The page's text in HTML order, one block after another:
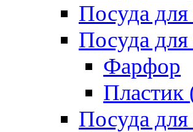
Посуда
Посуда
Фарфор
Пластик
Посуда